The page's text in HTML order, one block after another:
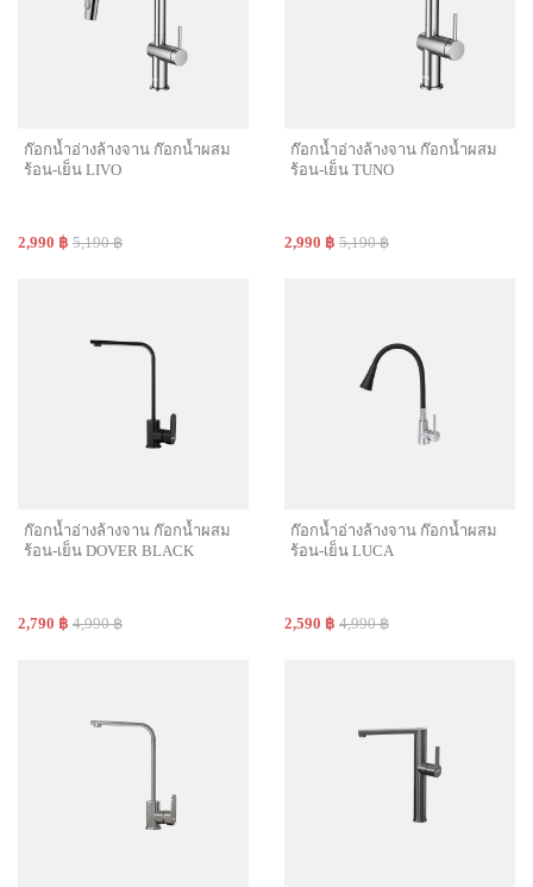
ก๊อกน้ำอ่างล้างจาน ก๊อกน้ำผสม
ร้อน-เย็น LIVO
2,990 ฿ 5,190 ฿
ก๊อกน้ำอ่างล้างจาน ก๊อกน้ำผสม
ร้อน-เย็น TUNO
2,990 ฿ 5,190 ฿
ก๊อกน้ำอ่างล้างจาน ก๊อกน้ำผสม
ร้อน-เย็น DOVER BLACK
2,790 ฿ 4,990 ฿
ก๊อกน้ำอ่างล้างจาน ก๊อกน้ำผสม
ร้อน-เย็น LUCA
2,590 ฿ 4,990 ฿